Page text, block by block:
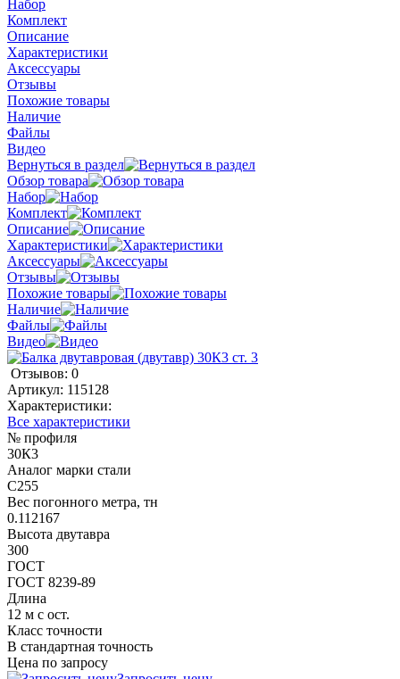
Набор
Комплект
Описание
Характеристики
Аксессуары
Отзывы
Похожие товары
Наличие
Файлы
Видео
Вернуться в раздел
Обзор товара
Набор
Комплект
Описание
Характеристики
Аксессуары
Отзывы
Похожие товары
Наличие
Файлы
Видео
Отзывов: 0
Артикул: 115128
Характеристики:
Все характеристики
№ профиля
30К3
Аналог марки стали
С255
Вес погонного метра, тн
0.112167
Высота двутавра
300
ГОСТ
ГОСТ 8239-89
Длина
12 м с ост.
Класс точности
В стандартная точность
Цена по запросу